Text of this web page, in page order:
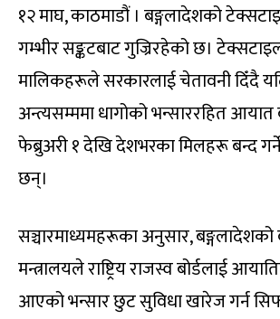
१२ माघ, काठमाडौं । बङ्गलादेशको
गम्भीर सङ्कटबाट गुज्रिरहेको छ।
मालिकहरूले सरकारलाई चेतावनी दिँदै
अन्त्यसम्ममा धागोको भन्साररहित आयात
फेब्रुअरी १ देखि देशभरका मिलहरू बन्द
छन्।
सञ्चारमाध्यमहरूका अनुसार, बङ्गलादेशको
मन्त्रालयले राष्ट्रिय राजस्व बोर्डलाई
आएको भन्सार छुट सुविधा खारेज गर्न